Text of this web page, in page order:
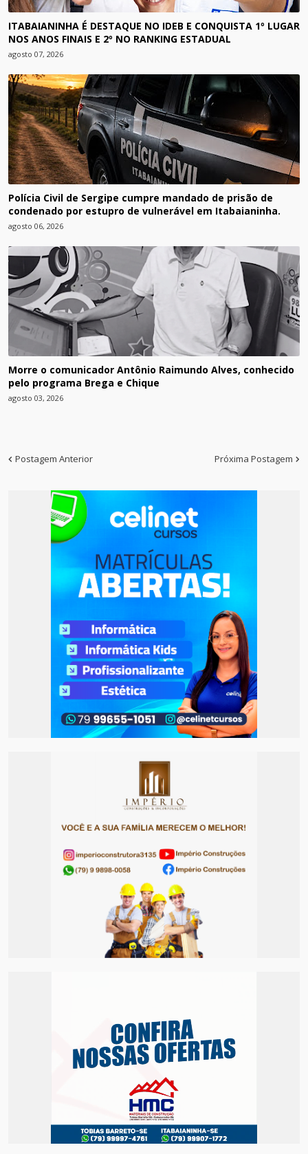
ITABAIANINHA É DESTAQUE NO IDEB E CONQUISTA 1º LUGAR
NOS ANOS FINAIS E 2º NO RANKING ESTADUAL
agosto 07, 2026
Polícia Civil de Sergipe cumpre mandado de prisão de
condenado por estupro de vulnerável em Itabaianinha.
agosto 06, 2026
Morre o comunicador Antônio Raimundo Alves, conhecido
pelo programa Brega e Chique
agosto 03, 2026
Postagem Anterior Próxima Postagem